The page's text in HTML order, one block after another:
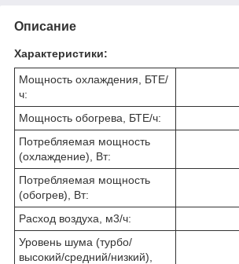
Описание
Характеристики:
Мощность охлаждения, БТЕ/
ч:
Мощность обогрева, БТЕ/ч:
Потребляемая мощность
(охлаждение), Вт:
Потребляемая мощность
(обогрев), Вт:
Расход воздуха, м3/ч:
Уровень шума (турбо/
высокий/средний/низкий),